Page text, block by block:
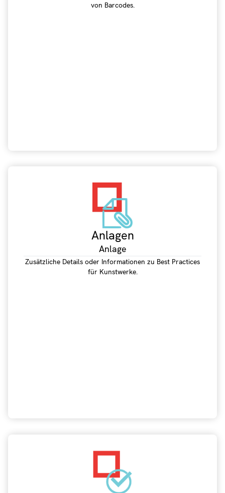
von Barcodes.
Anlagen
Anlage
Zusätzliche Details oder Informationen zu Best Practices
für Kunstwerke.